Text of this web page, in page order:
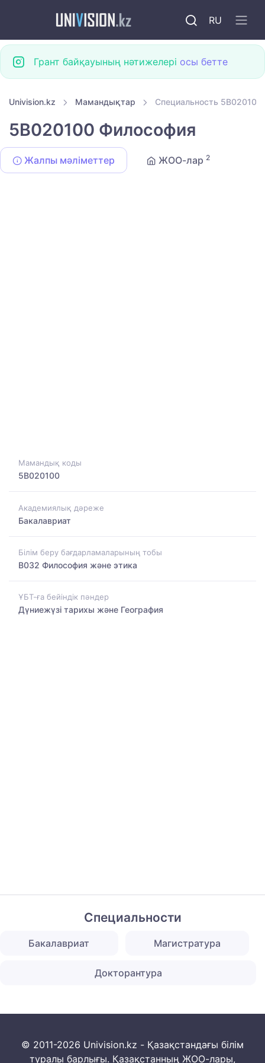
RU
Грант байқауының нәтижелері осы бетте
Univision.kz Мамандықтар Специальность
5B020100 Философия
Жалпы мәліметтер ЖОО-лар 2
Мамандық коды
5B020100
Академиялық дәреже
Бакалавриат
Білім беру бағдарламаларының тобы
B032 Философия және этика
ҰБТ-ға бейіндік пәндер
Дүниежүзі тарихы және География
Специальности
Бакалавриат Магистратура
Докторантура
© 2011-2026 Univision.kz - Қазақстандағы білім
туралы барлығы. Қазақстанның ЖОО-лары,